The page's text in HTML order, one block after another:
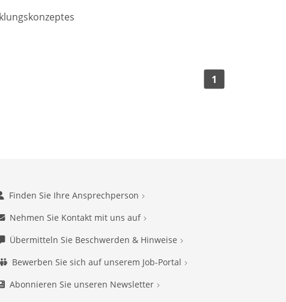
1
Finden Sie Ihre Ansprechperson
Nehmen Sie Kontakt mit uns auf
Übermitteln Sie Beschwerden & Hinweise
Bewerben Sie sich auf unserem Job-Portal
Abonnieren Sie unseren Newsletter